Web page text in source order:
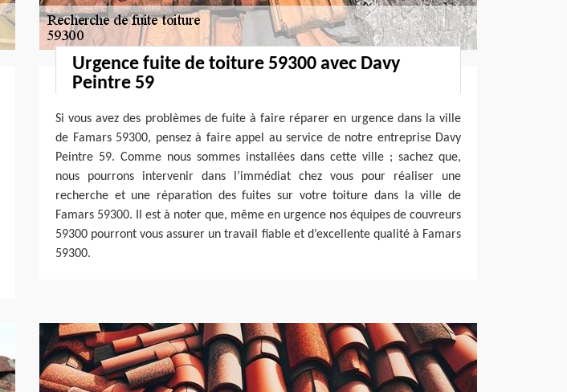
Urgence fuite de toiture 59300 avec Davy
Peintre 59
Si vous avez des problèmes de fuite à faire réparer en urgence dans la ville
de Famars 59300, pensez à faire appel au service de notre entreprise Davy
Peintre 59. Comme nous sommes installées dans cette ville ; sachez que,
nous pourrons intervenir dans l’immédiat chez vous pour réaliser une
recherche et une réparation des fuites sur votre toiture dans la ville de
Famars 59300. Il est à noter que, même en urgence nos équipes de couvreurs
59300 pourront vous assurer un travail fiable et d’excellente qualité à Famars
59300.